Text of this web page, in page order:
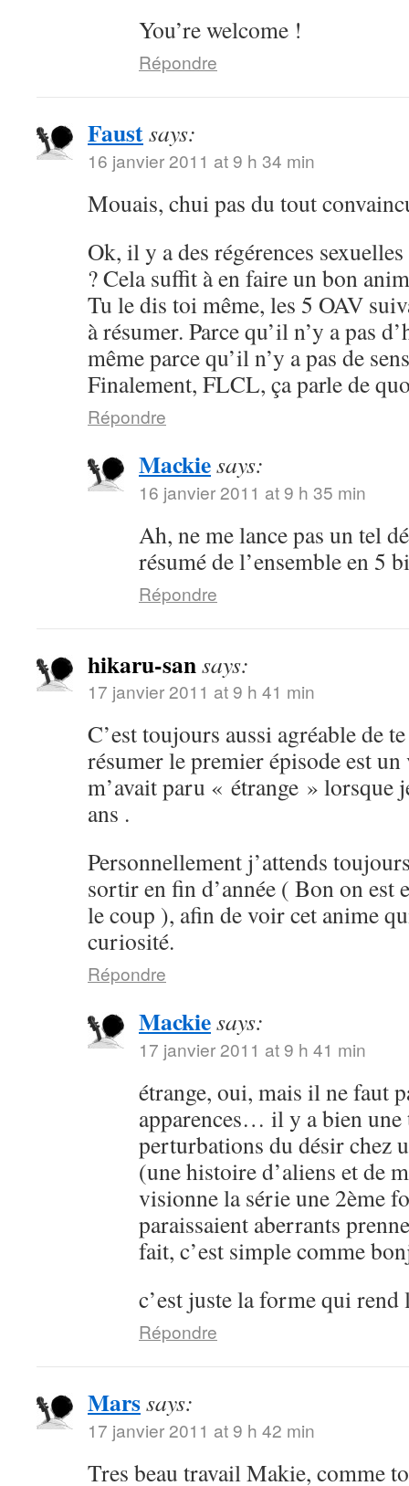
You’re welcome !
Répondre
Faustsays:
16 janvier 2011 at 9 h 34 min
Mouais, chui pas du tout
Ok, il y a des régérences
? Cela suffit à en faire un bon
Tu le dis toi même, les 5 OAV
à résumer. Parce qu’il n’y a pas
même parce qu’il n’y a pas de
Finalement, FLCL, ça parle de
Répondre
Mackiesays:
16 janvier 2011 at 9 h 35 min
Ah, ne me lance pas un tel
résumé de l’ensemble en 5
Répondre
hikaru-sansays:
17 janvier 2011 at 9 h 41 min
C’est toujours aussi agréable de
résumer le premier épisode est
m’avait paru « étrange » lorsque
ans .
Personnellement j’attends
sortir en fin d’année ( Bon on est
le coup ), afin de voir cet anime
curiosité.
Répondre
Mackiesays:
17 janvier 2011 at 9 h 41 min
étrange, oui, mais il ne faut
apparences… il y a bien une
perturbations du désir chez
(une histoire d’aliens et de
visionne la série une 2ème
paraissaient aberrants
fait, c’est simple comme
c’est juste la forme qui rend
Répondre
Marssays:
17 janvier 2011 at 9 h 42 min
Tres beau travail Makie, comme